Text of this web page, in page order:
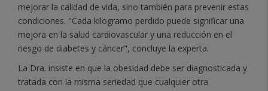
mejorar la calidad de vida, sino también para prevenir estas
condiciones. "Cada kilogramo perdido puede significar una
mejora en la salud cardiovascular y una reducción en el
riesgo de diabetes y cáncer", concluye la experta.
La Dra. insiste en que la obesidad debe ser diagnosticada y
tratada con la misma seriedad que cualquier otra